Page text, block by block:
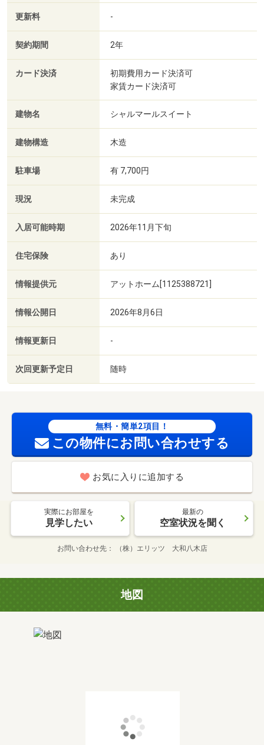
更新料 -
契約期間 2年
カード決済
初期費用カード決済可
家賃カード決済可
建物名 シャルマールスイート
建物構造 木造
駐車場 有 7,700円
現況 未完成
入居可能時期 2026年11月下旬
住宅保険 あり
情報提供元 アットホーム[1125388721]
情報公開日 2026年8月6日
情報更新日 -
次回更新予定日 随時
無料・簡単2項目！
この物件にお問い合わせする
お気に入りに追加する
実際にお部屋を
見学したい
最新の
空室状況を聞く
お問い合わせ先 （株）エリッツ 大和八木店
地図